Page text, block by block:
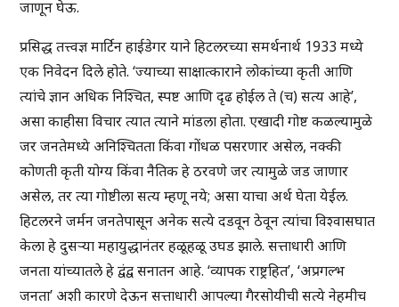
जाणून घेऊ.
प्रसिद्ध तत्त्वज्ञ मार्टिन हाईडेगर याने हिटलरच्या समर्थनार्थ 1933 मध्ये
एक निवेदन दिले होते. ‘ज्याच्या साक्षात्काराने लोकांच्या कृती आणि
त्यांचे ज्ञान अधिक निश्चित, स्पष्ट आणि दृढ होईल ते (च) सत्य आहे’,
असा काहीसा विचार त्यात त्याने मांडला होता. एखादी गोष्ट कळल्यामुळे
जर जनतेमध्ये अनिश्चितता किंवा गोंधळ पसरणार असेल, नक्की
कोणती कृती योग्य किंवा नैतिक हे ठरवणे जर त्यामुळे जड जाणार
असेल, तर त्या गोष्टीला सत्य म्हणू नये; असा याचा अर्थ घेता येईल.
हिटलरने जर्मन जनतेपासून अनेक सत्ये दडवून ठेवून त्यांचा विश्वासघात
केला हे दुसऱ्या महायुद्धानंतर हळूहळू उघड झाले. सत्ताधारी आणि
जनता यांच्यातले हे द्वंद्व सनातन आहे. ‘व्यापक राष्ट्रहित’, ‘अप्रगल्भ
जनता’ अशी कारणे देऊन सत्ताधारी आपल्या गैरसोयीची सत्ये नेहमीच